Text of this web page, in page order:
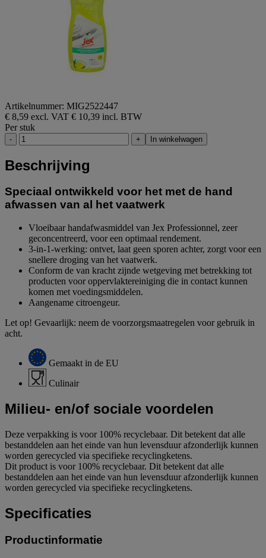
Artikelnummer: MIG2522447
€ 8,59 excl. VAT € 10,39 incl. BTW
Per stuk
- + In winkelwagen
Beschrijving
Speciaal ontwikkeld voor het met de hand
afwassen van al het vaatwerk
Vloeibaar handafwasmiddel van Jex Professionnel, zeer
geconcentreerd, voor een optimaal rendement.
3-in-1-werking: ontvet, laat geen sporen achter, zorgt voor een
snellere droging van het vaatwerk.
Conform de van kracht zijnde wetgeving met betrekking tot
producten voor oppervlaktereiniging die in contact kunnen
komen met voedingsmiddelen.
Aangename citroengeur.
Let op! Gevaarlijk: neem de voorzorgsmaatregelen voor gebruik in
acht.
Gemaakt in de EU
Culinair
Milieu- en/of sociale voordelen
Deze verpakking is voor 100% recyclebaar. Dit betekent dat alle
bestanddelen aan het einde van hun levensduur afzonderlijk kunnen
worden gerecycled via specifieke recyclingketens.
Dit product is voor 100% recyclebaar. Dit betekent dat alle
bestanddelen aan het einde van hun levensduur afzonderlijk kunnen
worden gerecycled via specifieke recyclingketens.
Specificaties
Productinformatie